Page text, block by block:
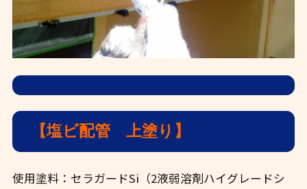
【塩ビ配管 上塗り】
使用塗料：セラガードSi（2液弱溶剤ハイグレードシ